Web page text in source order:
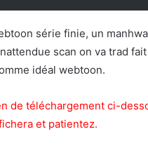
série finie, un
scan on va trad
idéal webtoon.
de téléchargement ci-
et patientez.